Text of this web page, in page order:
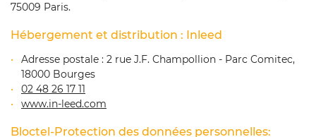
75009 Paris.
Hébergement et distribution : Inleed
Adresse postale : 2 rue J.F. Champollion - Parc Comitec,
18000 Bourges
02 48 26 17 11
www.in-leed.com
Bloctel-Protection des données personnelles: